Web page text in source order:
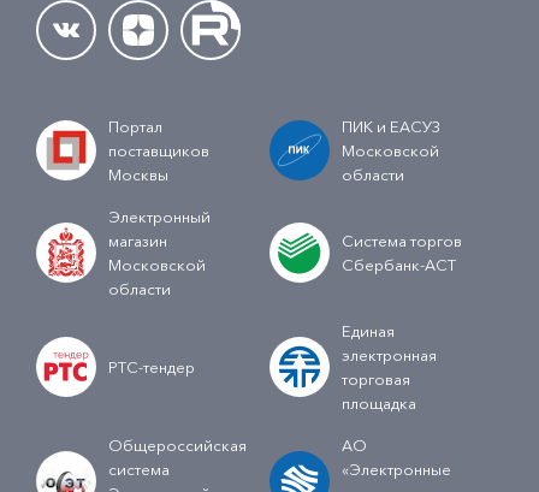
Портал
поставщиков
Москвы
ПИК и ЕАСУЗ
Московской
области
Электронный
магазин
Московской
области
Система торгов
Сбербанк-АСТ
РТС-тендер
Единая
электронная
торговая
площадка
Общероссийская
система
АО
«Электронные